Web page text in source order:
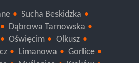
Sucha Beskidzka
Dąbrowa Tarnowska
Oświęcim
Olkusz
Limanowa
Gorlice